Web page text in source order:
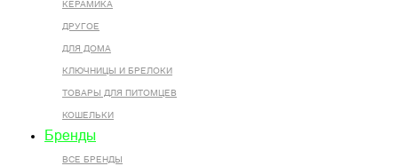
КЕРАМИКА
ДРУГОЕ
ДЛЯ ДОМА
КЛЮЧНИЦЫ И БРЕЛОКИ
ТОВАРЫ ДЛЯ ПИТОМЦЕВ
КОШЕЛЬКИ
Бренды
ВСЕ БРЕНДЫ